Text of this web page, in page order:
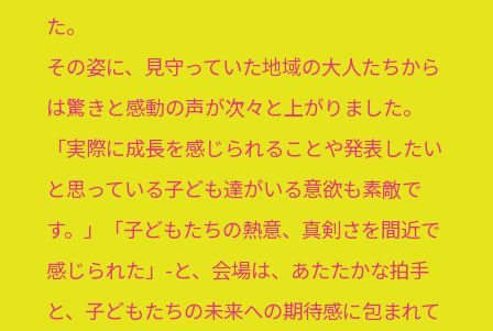
た。
その姿に、見守っていた地域の大人たちから
は驚きと感動の声が次々と上がりました。
「実際に成長を感じられることや発表したい
と思っている子ども達がいる意欲も素敵で
す。
」「子どもたちの熱意、真剣さを間近で
感じられた 」-と、会場は、あたたかな拍手
と、子どもたちの未来への期待感に包まれて